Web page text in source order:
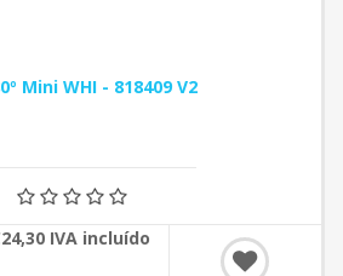
Mini WHI - 818409 V2
IVA incluído